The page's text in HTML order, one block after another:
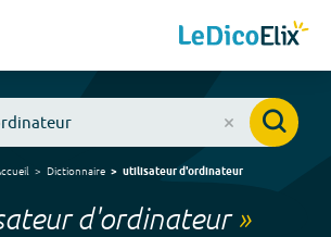
Dictionnaire utilisateur d'ordinateur
d'ordinateur»